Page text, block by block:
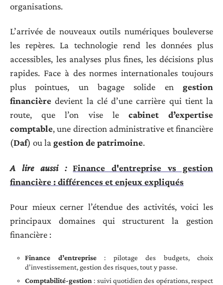
organisations.
L’arrivée de nouveaux outils numériques bouleverse
les repères. La technologie rend les données plus
accessibles, les analyses plus fines, les décisions plus
rapides. Face à des normes internationales toujours
plus pointues, un bagage solide en gestion
financière devient la clé d’une carrière qui tient la
route, que l’on vise le cabinet d’expertise
comptable, une direction administrative et financière
(Daf) ou lagestion de patrimoine.
A lire aussi :
Finance d'entreprise vs gestion
financière : différences et enjeux expliqués
Pour mieux cerner l’étendue des activités, voici les
principaux domaines qui structurent la gestion
financière :
Finance d’entreprise: pilotage des budgets, choix
d’investissement, gestion des risques, tout y passe.
Comptabilité-gestion : suivi quotidien des opérations, respect